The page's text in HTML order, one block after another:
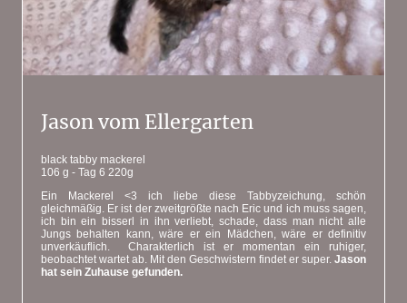
Jason vom Ellergarten
black tabby mackerel
106 g - Tag 6 220g
Ein Mackerel <3 ich liebe diese Tabbyzeichung, schön
gleichmäßig. Er ist der zweitgrößte nach Eric und ich muss sagen,
ich bin ein bisserl in ihn verliebt, schade, dass man nicht alle
Jungs behalten kann, wäre er ein Mädchen, wäre er definitiv
unverkäuflich. Charakterlich ist er momentan ein ruhiger,
beobachtet wartet ab. Mit den Geschwistern findet er super. Jason
hat sein Zuhause gefunden.